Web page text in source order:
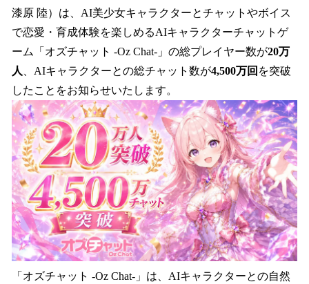
数
を
読
み
み
中
で
す
漆原 陸）は、AI美少女キャラクターとチャットやボイス
で恋愛・育成体験を楽しめるAIキャラクターチャットゲ
ーム「オズチャット -Oz Chat-」の総プレイヤー数が20万
人
、AIキャラクターとの総チャット数が4,500万回 を突破
したことをお知らせいたします。
「オズチャット -Oz Chat-」は、AIキャラクターとの自然